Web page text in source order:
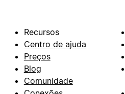
Recursos
Centro de ajuda
Preços
Blog
Comunidade